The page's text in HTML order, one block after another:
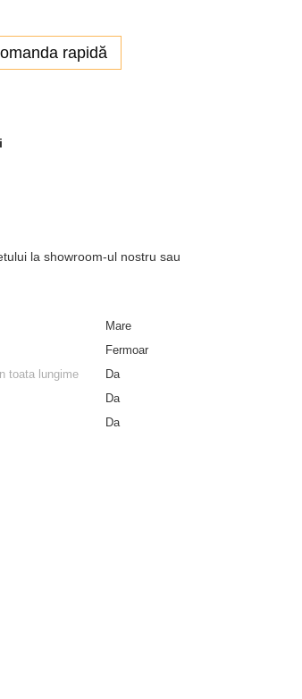
rapidă
la showroom-ul nostru sau
Mare
Fermoar
toata lungime
Da
Da
Da